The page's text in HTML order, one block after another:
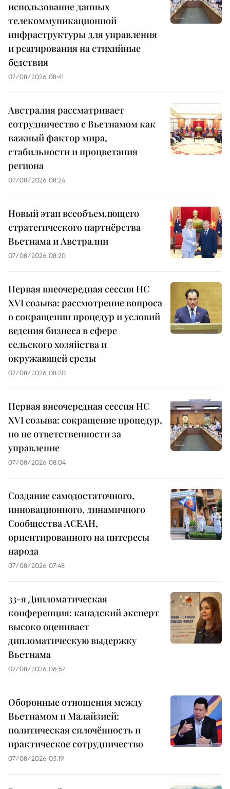
использование данных
телекоммуникационной
инфраструктуры для управления
и реагирования на стихийные
бедствия
07/08/2026 08:41
Австралия рассматривает
сотрудничество с Вьетнамом как
важный фактор мира,
стабильности и процветания
региона
07/08/2026 08:24
Новый этап всеобъемлющего
стратегического партнёрства
Вьетнама и Австралии
07/08/2026 08:20
Первая внеочередная сессия НС
XVI созыва: рассмотрение вопроса
о сокращении процедур и условий
ведения бизнеса в сфере
сельского хозяйства и
окружающей среды
07/08/2026 08:20
Первая внеочередная сессия НС
XVI созыва: сокращение процедур,
но не ответственности за
управление
07/08/2026 08:04
Создание самодостаточного,
инновационного, динамичного
Сообщества АСЕАН,
ориентированного на интересы
народа
07/08/2026 07:48
33-я Дипломатическая
конференция: канадский эксперт
высоко оценивает
дипломатическую выдержку
Вьетнама
07/08/2026 06:57
Оборонные отношения между
Вьетнамом и Малайзией:
политическая сплочённость и
практическое сотрудничество
07/08/2026 05:19